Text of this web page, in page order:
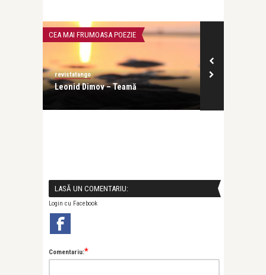
CEA MAI FRUMOASA POEZIE
revistatango
Leonid Dimov – Teamă
LASĂ UN COMENTARIU:
Login cu Facebook
Comentariu:*